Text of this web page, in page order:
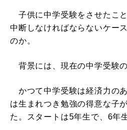
子供に中学受験をさせたこ
中断しなければならないケー
のか。
背景には、現在の中学受験の
かつて中学受験は経済力の
は生まれつき勉強の得意な子
た。スタートは5年生で、6年